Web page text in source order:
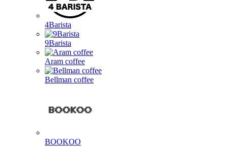
4Barista
9Barista
Aram coffee
Bellman coffee
BOOKOO